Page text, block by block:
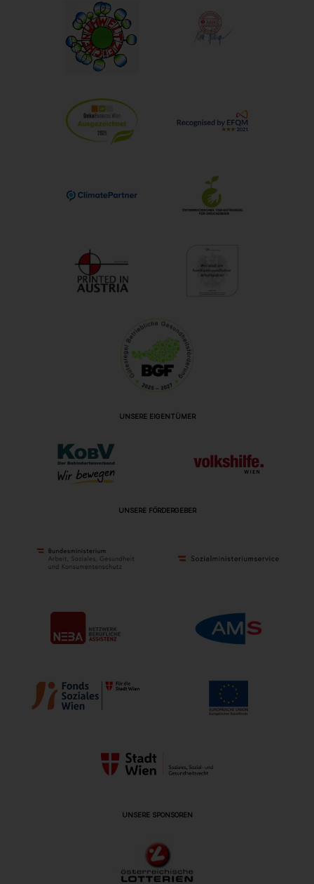
UNSERE EIGENTÜMER
UNSERE FÖRDERGEBER
UNSERE SPONSOREN